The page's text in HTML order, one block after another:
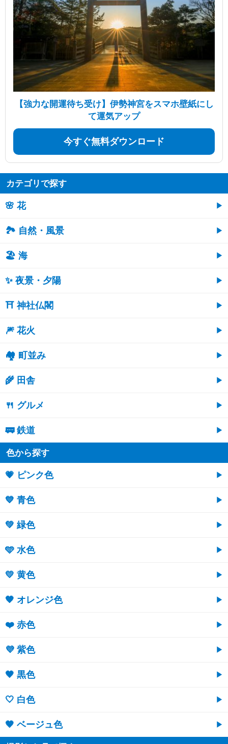
【強力な開運待ち受け】伊勢神宮をスマホ壁紙にし
て運気アップ
今すぐ無料ダウンロード
カテゴリで探す
🌸 花
🏞️ 自然・風景
🏖 海
✨ 夜景・夕陽
⛩ 神社仏閣
🎆 花火
🏘 町並み
🌾 田舎
🍴 グルメ
🚃 鉄道
色から探す
💗 ピンク色
💙 青色
💚 緑色
🩵 水色
💛 黄色
🧡 オレンジ色
❤️ 赤色
💜 紫色
🖤 黒色
🤍 白色
🤎 ベージュ色